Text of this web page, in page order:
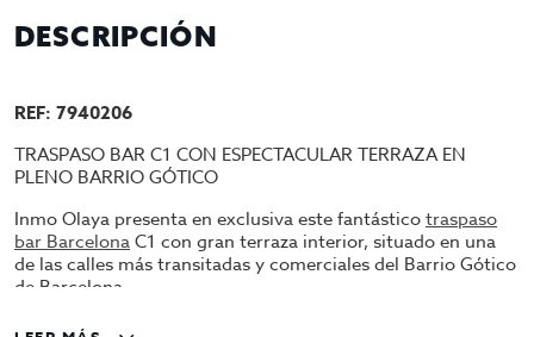
DESCRIPCIÓN
REF: 7940206
TRASPASO BAR C1 CON ESPECTACULAR TERRAZA EN
PLENO BARRIO GÓTICO
Inmo Olaya presenta en exclusiva este fantásticotraspaso
bar BarcelonaC1 con gran terraza interior, situado en una
de las calles más transitadas y comerciales del Barrio Gótico
de Barcelona.
Ubicación premium con paso constante de miles de